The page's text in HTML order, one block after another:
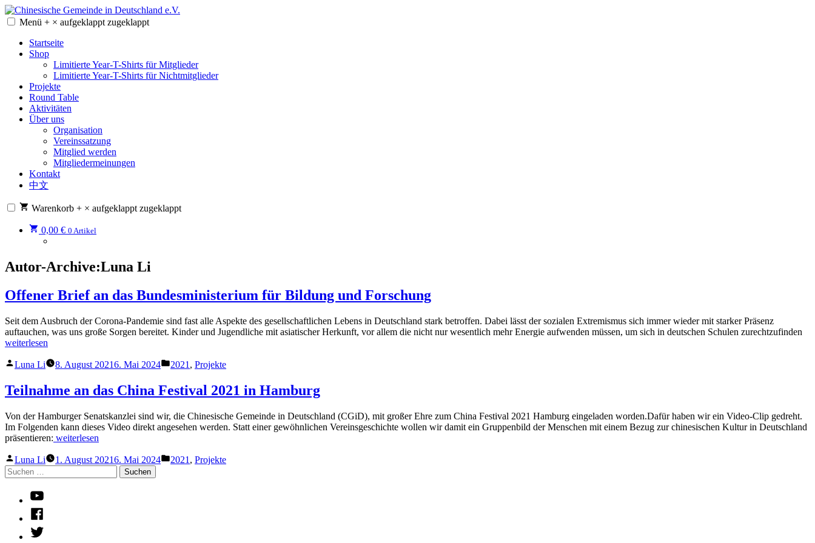
Zum
Inhalt
Chinesische Gemeinde in Deutschland e.V.
Chinesische Gemeinde in Deutschland e.V.
Menü + × aufgeklappt zugeklappt
Startseite
Shop
Limitierte Year-T-Shirts für Mitglieder
Limitierte Year-T-Shirts für Nichtmitglieder
Projekte
Round Table
Aktivitäten
Über uns
Organisation
Vereinssatzung
Mitglied werden
Mitgliedermeinungen
Kontakt
中文
Warenkorb + × aufgeklappt zugeklappt
0,00 € 0 Artikel
Autor-Archive:Luna Li
Offener Brief an das Bundesministerium für Bildung und Forschung
Seit dem Ausbruch der Corona-Pandemie sind fast alle Aspekte des gesellschaftlichen Lebens in Deutschland stark betroffen. Dabei lässt der sozialen Extremismus sich immer wieder mit starker Präsenz
auftauchen, was uns große Sorgen bereitet. Kinder und Jugendliche mit asiatischer Herkunft, vor allem die nicht nur wesentlich mehr Energie aufwenden müssen, um sich in deutschen Schulen zurechtzufinden
weiterlesen
Verfasst
Luna Li 8. August 20216. Mai 2024
Veröffentlicht
2021 , Projekte
Teilnahme an das China Festival 2021 in Hamburg
Von der Hamburger Senatskanzlei sind wir, die Chinesische Gemeinde in Deutschland (CGiD), mit großer Ehre zum China Festival 2021 Hamburg eingeladen worden.Dafür haben wir ein Video-Clip gedreht.
Im Folgenden kann dieses Video direkt angesehen werden. Statt einer gewöhnlichen Vereinsgeschichte wollen wir damit ein Gruppenbild der Menschen mit einem Bezug zur chinesischen Kultur in Deutschland
präsentieren: „Teilnahme
das
Festival
weiterlesen
Verfasst
von
Luna Li 1. August 20216. Mai 2024
Veröffentlicht
2021 , Projekte
Suchen
nach:
Youtube
Facebook
Twitter